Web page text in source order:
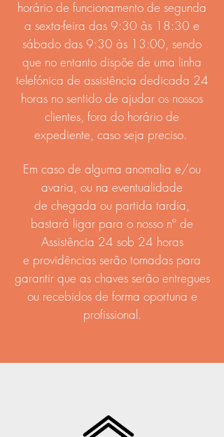
horário de funcionamento de segunda
a sexta-feira das 9:30 às 18:30 e
sábado das 9:30 às 13:00, sendo
que no entanto dispõe de uma linha
telefónica de assistência dedicada 24
horas no sentido de ajudar os nossos
clientes, fora do horário de
expediente, caso seja preciso.
Em caso de alguma anomalia e/ou
avaria, ou na eventualidade
de chegada ou partida tardia,
bastará ligar para o nosso nº de
Assistência 24 sob 24 horas
e providências serão tomadas para
garantir que as chaves serão entregues
ou recebidos de forma oportuna e
profissional.